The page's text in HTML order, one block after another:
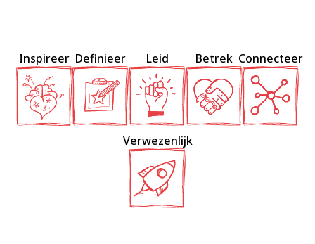
Inspireer Definieer Leid Betrek Connecteer
Verwezenlijk